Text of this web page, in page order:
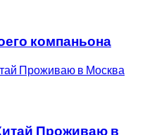
компаньона
Проживаю в